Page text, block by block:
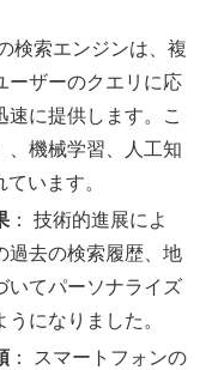
検索エンジンは、複
ーザーのクエリに応
速に提供します。こ
、機械学習、人工知
います。
： 技術的進展によ
過去の検索履歴、地
いてパーソナライズ
になりました。
： スマートフォンの